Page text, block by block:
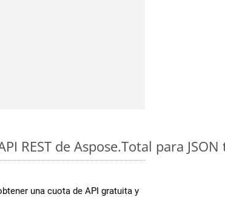
REST de Aspose.Total para JSON
una cuota de API gratuita y